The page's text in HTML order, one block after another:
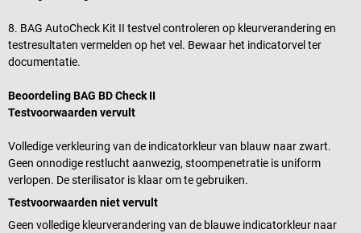
8. BAG AutoCheck Kit II testvel controleren op kleurverandering en
testresultaten vermelden op het vel. Bewaar het indicatorvel ter
documentatie.
Beoordeling BAG BD Check II
Testvoorwaarden vervult
Volledige verkleuring van de indicatorkleur van blauw naar zwart.
Geen onnodige restlucht aanwezig, stoompenetratie is uniform
verlopen. De sterilisator is klaar om te gebruiken.
Testvoorwaarden niet vervult
Geen volledige kleurverandering van de blauwe indicatorkleur naar